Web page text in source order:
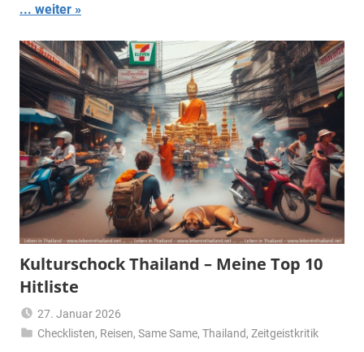
... weiter
Kulturschock Thailand – Meine Top 10
Hitliste
27. Januar 2026
Matt
Checklisten, Reisen,Same Same,Thailand,Zeitgeistkritik